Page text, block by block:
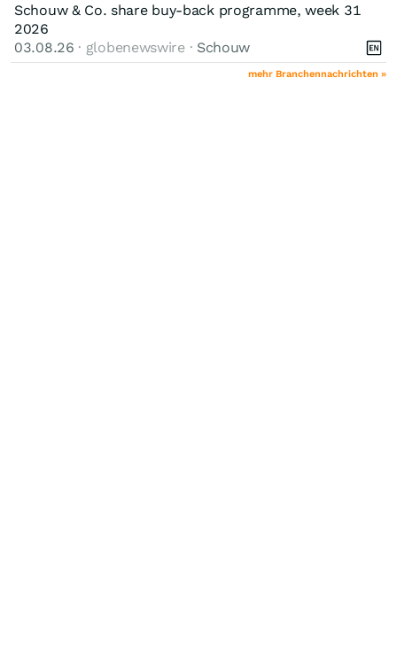
Schouw & Co. share buy-back programme, week 31
2026
03.08.26 · globenewswire · Schouw
mehr Branchennachrichten »